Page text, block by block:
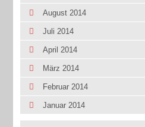
August 2014
Juli 2014
April 2014
März 2014
Februar 2014
Januar 2014